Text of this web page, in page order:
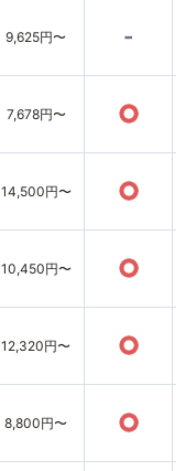
9,625円〜 -
7,678円〜 ○
14,500円〜 ○
10,450円〜 ○
12,320円〜 ○
8,800円〜 ○